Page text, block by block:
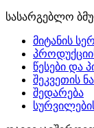
სასარგებლო
მიტანის
წესები და
შეკვეთის
შედარება